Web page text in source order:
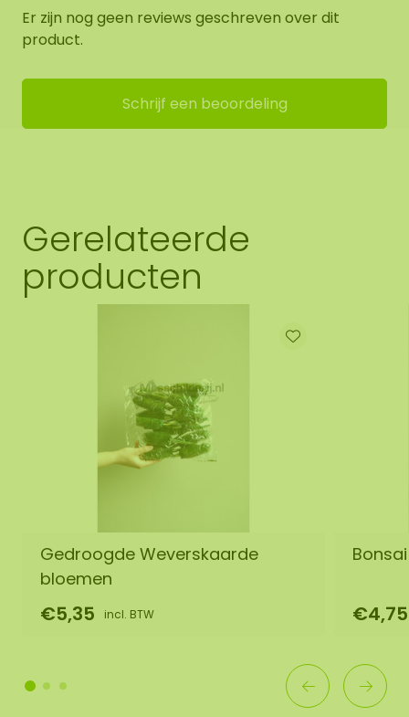
Er zijn nog geen reviews geschreven over dit
product.
Schrijf een beoordeling
Gerelateerde
producten
Gedroogde Weverskaarde
bloemen
€5,35 incl. BTW €4,75